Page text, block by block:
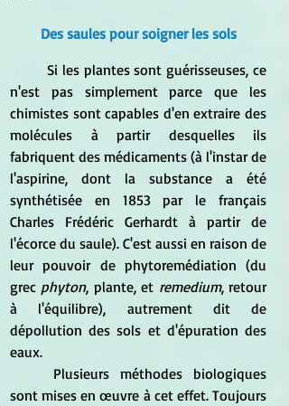
Des saules pour soigner les sols
n'est pas simplement parce que les
chimistes sont capables d'en extraire des
molécules à partir desquelles ils
fabriquent des médicaments (à l'instar de
l'aspirine, dont la substance a été
synthétisée en 1853 par le français
Charles Frédéric Gerhardt à partir de
l'écorce du saule). C'est aussi en raison de
leur pouvoir de phytoremédiation (du
grec phyton, plante, et remedium, retour
à l'équilibre), autrement dit de
dépollution des sols et d'épuration des
eaux.
sont mises en œuvre à cet effet. Toujours